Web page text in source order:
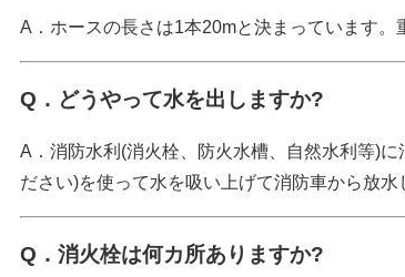
A．ホースの長さは1本20mと決まっています。
Q．どうやって水を出しますか?
A．消防水利(消火栓、防火水槽、自然水利等)
ださい)を使って水を吸い上げて消防車から放水
Q．消火栓は何カ所ありますか?